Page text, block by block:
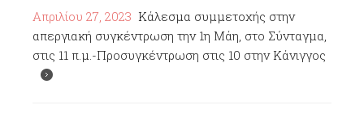
Απριλίου 27, 2023 Κάλεσμα συμμετοχής στην
απεργιακή συγκέντρωση την 1η Μάη, στο Σύνταγμα,
στις 11 π.μ.-Προσυγκέντρωση στις 10 στην Κάνιγγος